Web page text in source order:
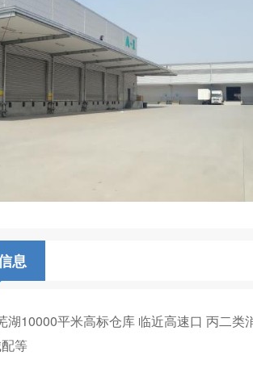
息
湖10000平米高标仓库 临近高速口 丙二
城配等